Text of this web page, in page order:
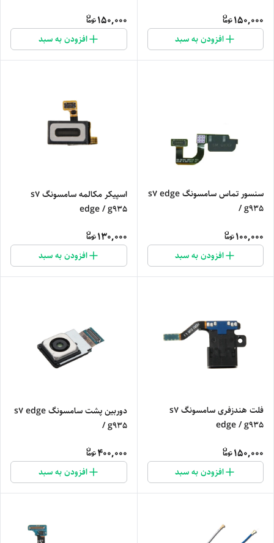
150,000
افزودن به سبد
150,000
افزودن به سبد
سنسور تماس سامسونگ s7 edge
/ g935
100,000
افزودن به سبد
اسپیکر مکالمه سامسونگ s7
edge / g935
130,000
افزودن به سبد
فلت هندزفری سامسونگ s7
edge / g935
150,000
افزودن به سبد
دوربین پشت سامسونگ s7 edge
/ g935
400,000
افزودن به سبد